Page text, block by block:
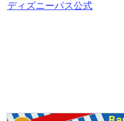
ディズニーパス公式